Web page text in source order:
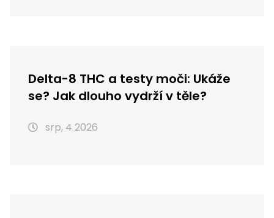
Delta-8 THC a testy moči: Ukáže
se? Jak dlouho vydrží v těle?
srp, 4 2026